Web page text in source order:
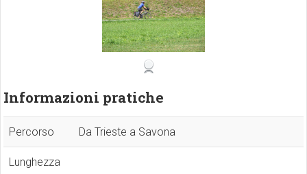
Informazioni pratiche
Percorso Da Trieste a Savona
Lunghezza